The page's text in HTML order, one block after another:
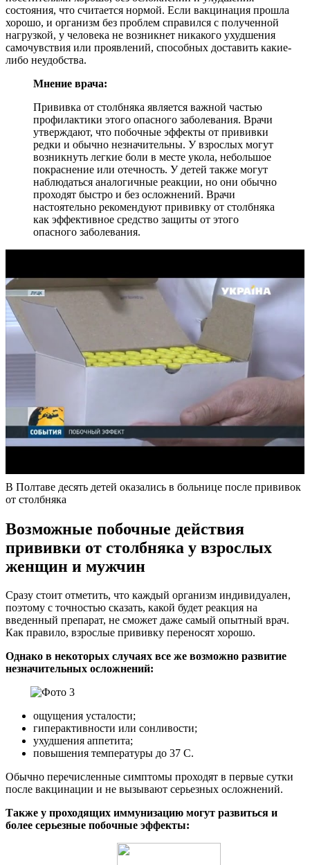
состояния, что считается нормой. Если вакцинация прошла
хорошо, и организм без проблем справился с полученной
нагрузкой, у человека не возникнет никакого ухудшения
самочувствия или проявлений, способных доставить какие-
либо неудобства.
Мнение врача:
Прививка от столбняка является важной частью
профилактики этого опасного заболевания. Врачи
утверждают, что побочные эффекты от прививки
редки и обычно незначительны. У взрослых могут
возникнуть легкие боли в месте укола, небольшое
покраснение или отечность. У детей также могут
наблюдаться аналогичные реакции, но они обычно
проходят быстро и без осложнений. Врачи
настоятельно рекомендуют прививку от столбняка
как эффективное средство защиты от этого
опасного заболевания.
В Полтаве десять детей оказались в больнице после прививок
от столбняка
Возможные побочные действия
прививки от столбняка у взрослых
женщин и мужчин
Сразу стоит отметить, что каждый организм индивидуален,
поэтому с точностью сказать, какой будет реакция на
введенный препарат, не сможет даже самый опытный врач.
Как правило, взрослые прививку переносят хорошо.
Однако в некоторых случаях все же возможно развитие
незначительных осложнений:
ощущения усталости;
гиперактивности или сонливости;
ухудшения аппетита;
повышения температуры до 37 С.
Обычно перечисленные симптомы проходят в первые сутки
после вакцинации и не вызывают серьезных осложнений.
Также у проходящих иммунизацию могут развиться и
более серьезные побочные эффекты: